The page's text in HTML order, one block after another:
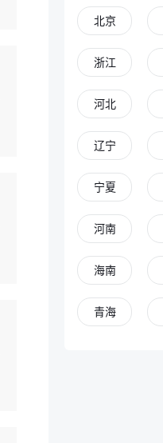
北京
浙江
河北
辽宁
宁夏
河南
海南
青海